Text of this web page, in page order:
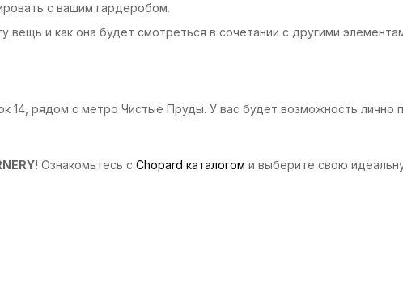
с вашим гардеробом.
вещь и как она будет смотреться в сочетании с другими
14, рядом с метро Чистые Пруды. У вас будет возможность
Ознакомьтесь с Chopard каталогом и выберите свою